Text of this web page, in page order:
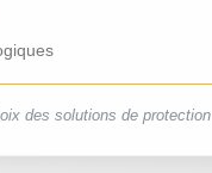
des solutions de protection